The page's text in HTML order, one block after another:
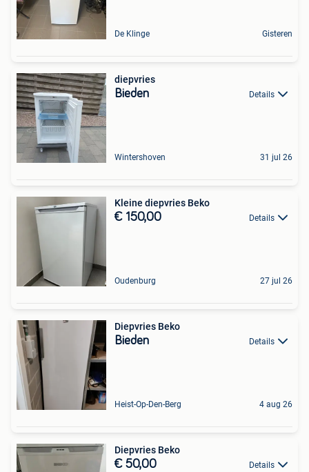
De Klinge Gisteren
diepvries
Bieden Details
Wintershoven 31 jul 26
Kleine diepvries Beko
€ 150,00 Details
Oudenburg 27 jul 26
Diepvries Beko
Bieden Details
Heist-Op-Den-Berg 4 aug 26
Diepvries Beko
€ 50,00 Details